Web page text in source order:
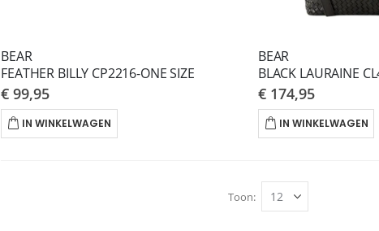
BEAR
FEATHER BILLY CP2216-ONE SIZE
€ 99,95
IN WINKELWAGEN
BEAR
BLACK LAURAINE
€ 174,95
IN WINKELWAGEN
Toon